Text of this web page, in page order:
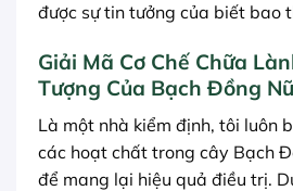
được sự tin tưởng của biết bao
Giải Mã Cơ Chế Chữa
Tượng Của Bạch Đồng Nữ
Là một nhà kiểm định, tôi luôn
các hoạt chất trong cây Bạch
để mang lại hiệu quả điều trị.